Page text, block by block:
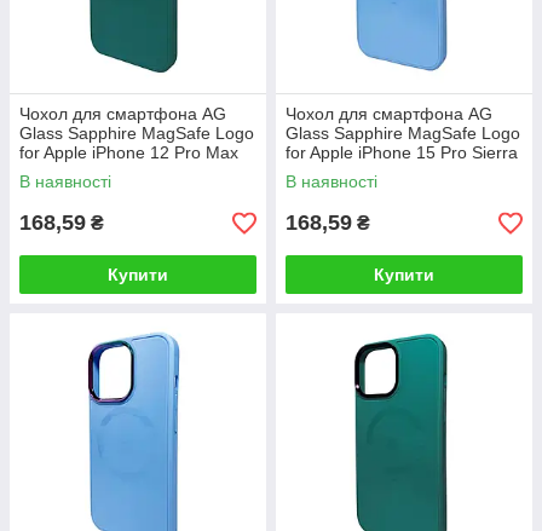
Чохол для смартфона AG
Glass Sapphire MagSafe Logo
for Apple iPhone 12 Pro Max
Green
В наявності
168,59 ₴
Купити
Чохол для смартфона AG
Glass Sapphire MagSafe Logo
for Apple iPhone 15 Pro Sierra
Blue
В наявності
168,59 ₴
Купити